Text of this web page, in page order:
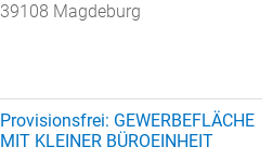
39108 Magdeburg
Provisionsfrei: GEWERBEFLÄCHE
MIT KLEINER BÜROEINHEIT